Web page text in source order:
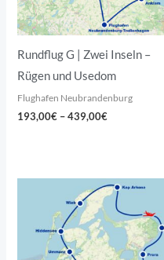
Rundflug G | Zwei Inseln –
Rügen und Usedom
Flughafen Neubrandenburg
193,00€ –439,00€
Preisspanne:
155,00€
bis
175,00€